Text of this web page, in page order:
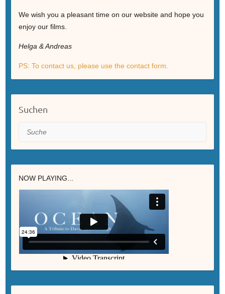
We wish you a pleasant time on our website and hope you
enjoy our films.
Helga & Andreas
PS: To contact us, please use the contact form.
Suchen
Suche
NOW PLAYING...